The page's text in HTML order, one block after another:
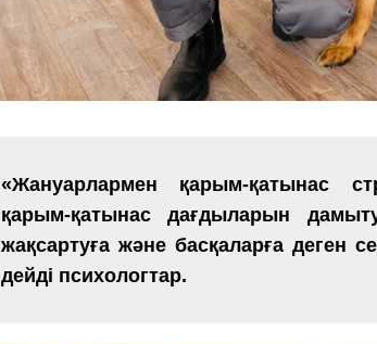
«Жануарлармен қарым-қатынас
қарым-қатынас дағдыларын
жақсартуға және басқаларға деген
дейді психологтар.